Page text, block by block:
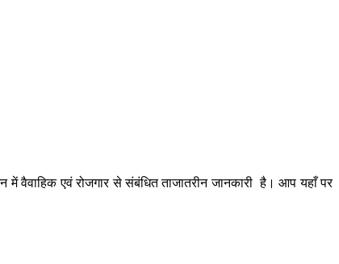
वैवाहिक एवं रोजगार से संबंधित ताजातरीन जानकारी है। आप यहाँ पर